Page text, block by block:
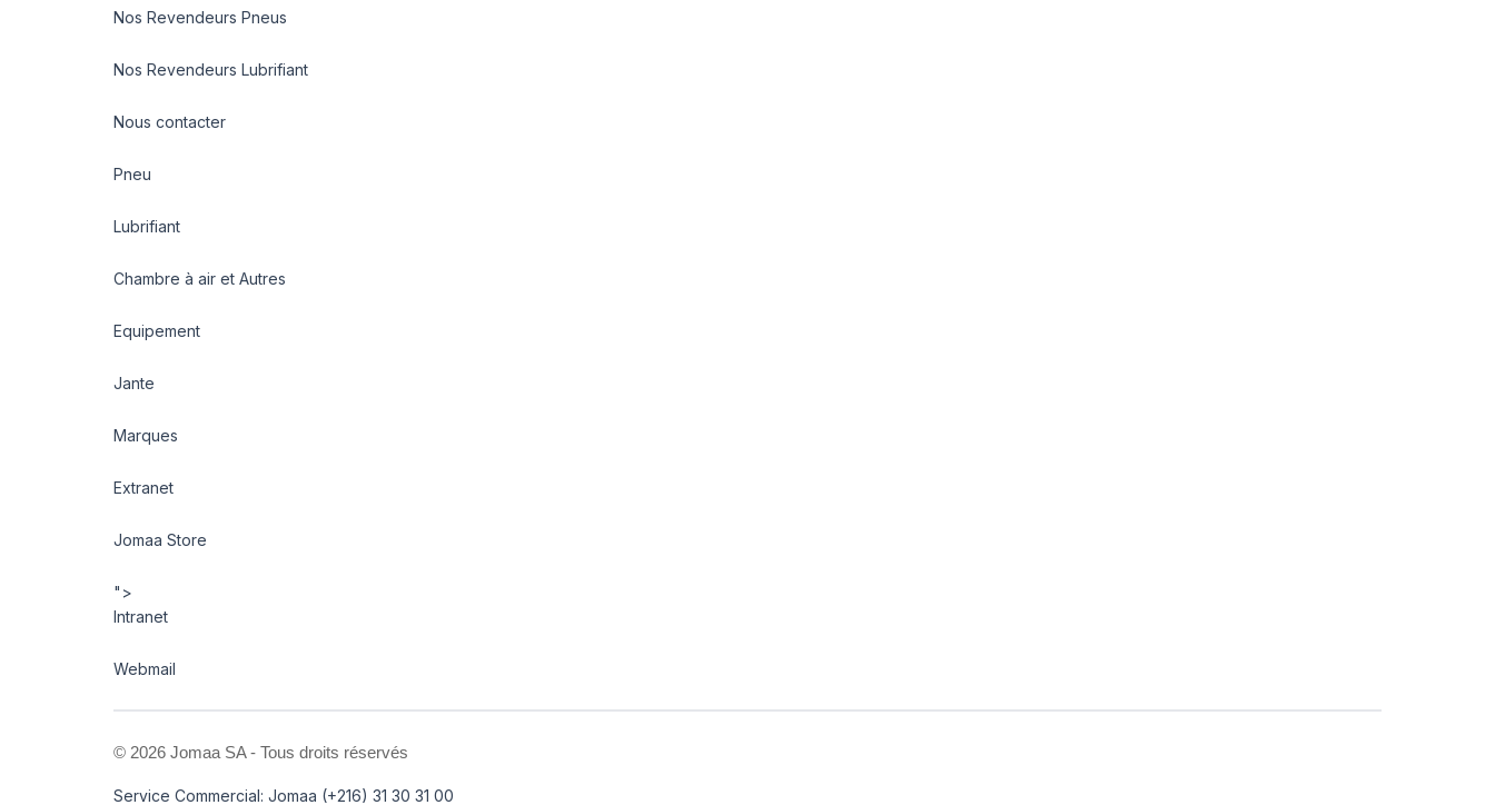
Nos Revendeurs Pneus
Nos Revendeurs Lubrifiant
Nous contacter
Pneu
Lubrifiant
Chambre à air et Autres
Equipement
Jante
Marques
Extranet
Jomaa Store
">
Intranet
Webmail
© 2026 Jomaa SA - Tous droits réservés
Service Commercial: Jomaa (+216) 31 30 31 00